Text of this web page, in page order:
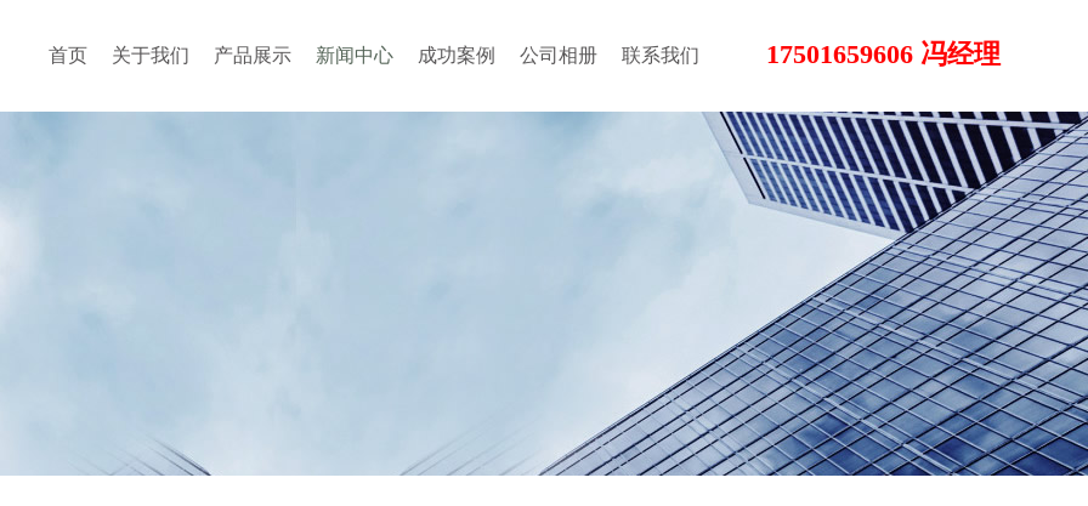
17501659606 冯经理
首页 关于我们 产品展示 新闻中心 成功案例 公司相册 联系我们